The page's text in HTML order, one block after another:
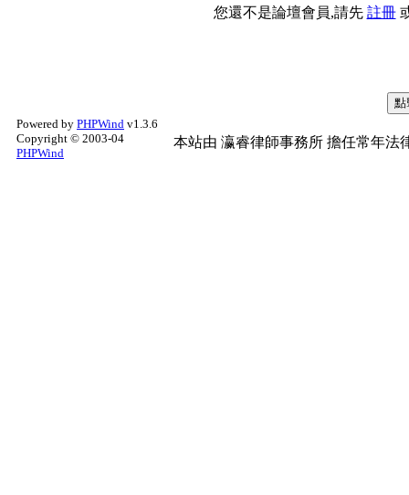
您還不是論壇會員,請先 註冊
Powered by PHPWind v1.3.6
Copyright © 2003-04
PHPWind
本站由 瀛睿律師事務所 擔任常年法